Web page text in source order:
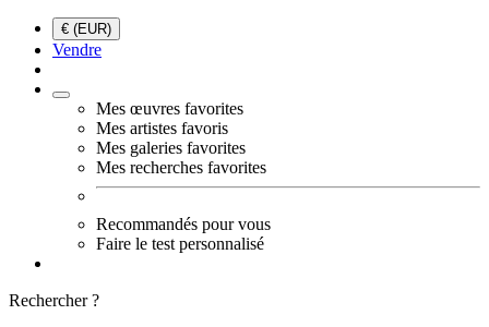
€ (EUR)
Vendre
Mes œuvres favorites
Mes artistes favoris
Mes galeries favorites
Mes recherches favorites
Recommandés pour vous
Faire le test personnalisé
Rechercher ?